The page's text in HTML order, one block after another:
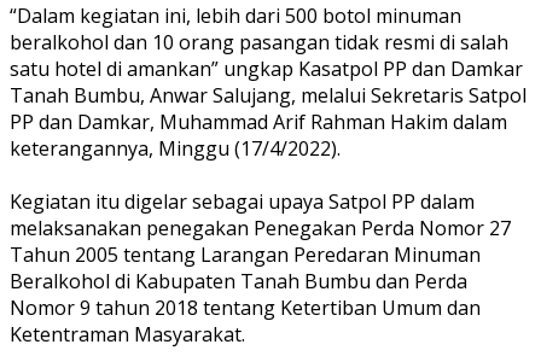
“Dalam kegiatan ini, lebih dari 500 botol minuman
beralkohol dan 10 orang pasangan tidak resmi di salah
satu hotel di amankan” ungkap Kasatpol PP dan Damkar
Tanah Bumbu, Anwar Salujang, melalui Sekretaris Satpol
PP dan Damkar, Muhammad Arif Rahman Hakim dalam
keterangannya, Minggu (17/4/2022).
Kegiatan itu digelar sebagai upaya Satpol PP dalam
melaksanakan penegakan Penegakan Perda Nomor 27
Tahun 2005 tentang Larangan Peredaran Minuman
Beralkohol di Kabupaten Tanah Bumbu dan Perda
Nomor 9 tahun 2018 tentang Ketertiban Umum dan
Ketentraman Masyarakat.